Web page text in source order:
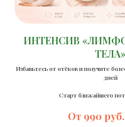
ИНТЕНСИВ
ТЕЛА»
Избавьтесь от отёков и получите
дней
Старт ближайшего
От 990